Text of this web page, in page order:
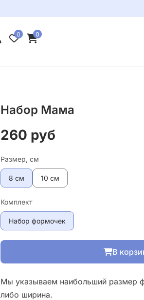
0 0
Набор Мама
260 руб
Размер, см
8 см 10 см
Комплект
Набор формочек
В
Мы указываем наибольший размер
либо ширина.